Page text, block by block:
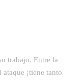
trabajo. Entre la
¡tiene tanto